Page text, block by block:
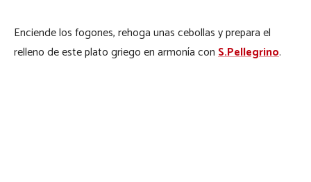
Enciende los fogones, rehoga unas cebollas y prepara el
relleno de este plato griego en armonía conS.Pellegrino.